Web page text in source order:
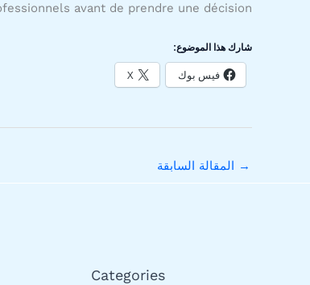
avant de prendre une décision.
شارك هذا الموضوع:
فيس بوك X
→ المقالة السابقة
Categories